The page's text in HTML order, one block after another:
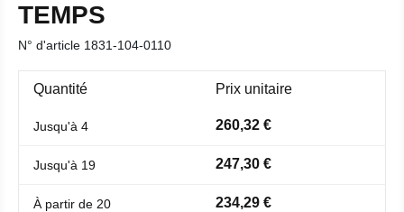
TEMPS
N° d'article 1831-104-0110
Quantité Prix unitaire
Jusqu'à 4 260,32 €
Jusqu'à 19 247,30 €
À partir de 20 234,29 €